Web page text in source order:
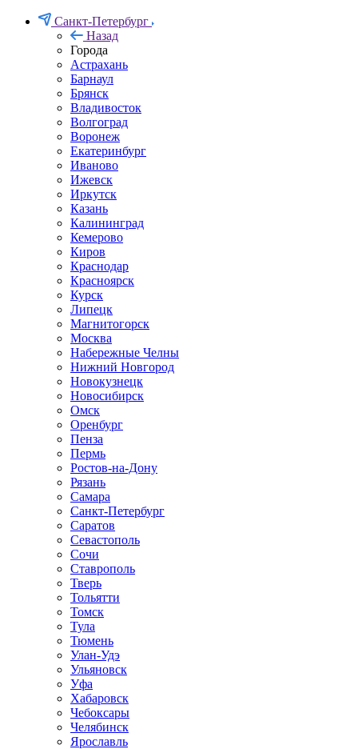
Санкт-Петербург
Назад
Города
Астрахань
Барнаул
Брянск
Владивосток
Волгоград
Воронеж
Екатеринбург
Иваново
Ижевск
Иркутск
Казань
Калининград
Кемерово
Киров
Краснодар
Красноярск
Курск
Липецк
Магнитогорск
Москва
Набережные Челны
Нижний Новгород
Новокузнецк
Новосибирск
Омск
Оренбург
Пенза
Пермь
Ростов-на-Дону
Рязань
Самара
Санкт-Петербург
Саратов
Севастополь
Сочи
Ставрополь
Тверь
Тольятти
Томск
Тула
Тюмень
Улан-Удэ
Ульяновск
Уфа
Хабаровск
Чебоксары
Челябинск
Ярославль